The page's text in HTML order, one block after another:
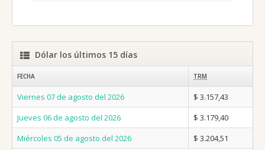
Dólar los últimos 15 días
FECHA TRM
Viernes 07 de agosto del 2026
$ 3.157,43
Jueves 06 de agosto del 2026
$ 3.179,40
Miércoles 05 de agosto del 2026
$ 3.204,51